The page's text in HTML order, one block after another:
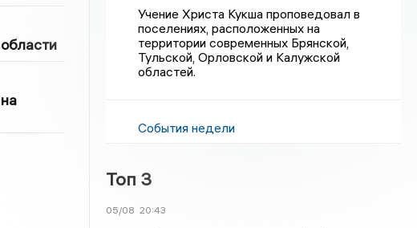
Учение Христа Кукша проповедовал в
поселениях, расположенных на
территории современных Брянской,
Тульской, Орловской и Калужской
областей.
События недели
Топ 3
05/08 20:43